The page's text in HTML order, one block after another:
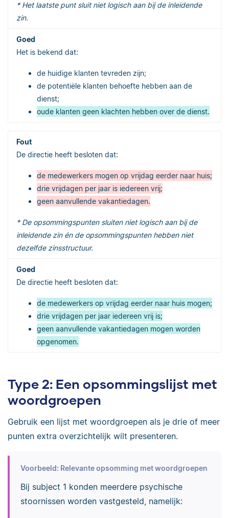
* Het laatste punt sluit niet logisch aan bij de inleidende
zin.
Het is bekend dat:
de huidige klanten tevreden zijn;
de potentiële klanten behoefte hebben aan de
dienst;
oude klanten geen klachten hebben over de dienst.
De directie heeft besloten dat:
de medewerkers mogen op vrijdag eerder naar huis;
drie vrijdagen per jaar is iedereen vrij;
geen aanvullende vakantiedagen.
* De opsommingspunten sluiten niet logisch aan bij de
inleidende zin én de opsommingspunten hebben niet
dezelfde zinsstructuur.
De directie heeft besloten dat:
de medewerkers op vrijdag eerder naar huis mogen;
drie vrijdagen per jaar iedereen vrij is;
geen aanvullende vakantiedagen mogen worden
opgenomen.
Type 2: Een opsommingslijst met
woordgroepen
Gebruik een lijst met woordgroepen als je drie of meer
punten extra overzichtelijk wilt presenteren.
Voorbeeld: Relevante opsomming met woordgroepen
Bij subject 1 konden meerdere psychische
stoornissen worden vastgesteld, namelijk: